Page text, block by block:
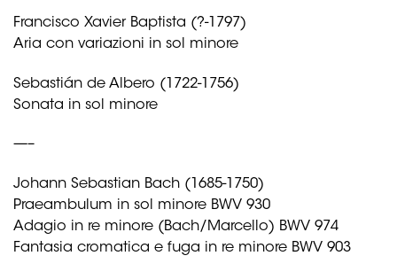
Francisco Xavier Baptista (?-1797)
Aria con variazioni in sol minore
Sebastián de Albero (1722-1756)
Sonata in sol minore
—–
Johann Sebastian Bach (1685-1750)
Praeambulum in sol minore BWV 930
Adagio in re minore (Bach/Marcello) BWV 974
Fantasia cromatica e fuga in re minore BWV 903